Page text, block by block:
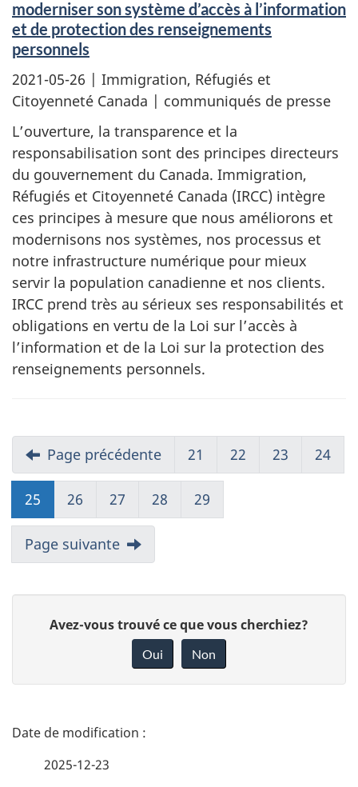
moderniser son système d’accès à l’information
et de protection des renseignements
personnels
2021-05-26 | Immigration, Réfugiés et
Citoyenneté Canada | communiqués de presse
L’ouverture, la transparence et la
responsabilisation sont des principes directeurs
du gouvernement du Canada. Immigration,
Réfugiés et Citoyenneté Canada (IRCC) intègre
ces principes à mesure que nous améliorons et
modernisons nos systèmes, nos processus et
notre infrastructure numérique pour mieux
servir la population canadienne et nos clients.
IRCC prend très au sérieux ses responsabilités et
obligations en vertu de la Loi sur l’accès à
l’information et de la Loi sur la protection des
renseignements personnels.
Page précédente 21 22 23 24
25 26 27 28 29
Page suivante
z
Avez-vous trouvé ce que vous cherchiez?
Oui Non
D
2025-12-23